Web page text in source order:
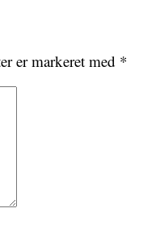
er markeret med *